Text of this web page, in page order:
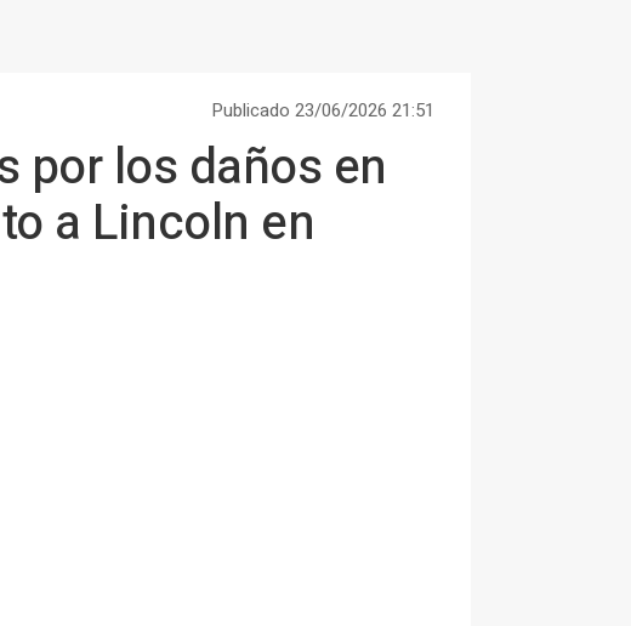
Publicado 23/06/2026 21:51
por los daños en
a Lincoln en